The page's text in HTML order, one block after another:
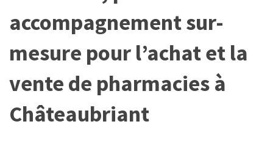
accompagnement sur-
mesure pour l’achat et la
vente de pharmacies à
Châteaubriant